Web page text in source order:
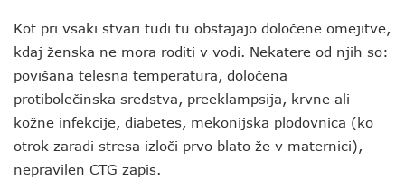
Kot pri vsaki stvari tudi tu obstajajo določene omejitve,
kdaj ženska ne mora roditi v vodi. Nekatere od njih so:
povišana telesna temperatura, določena
protibolečinska sredstva, preeklampsija, krvne ali
kožne infekcije, diabetes, mekonijska plodovnica (ko
otrok zaradi stresa izloči prvo blato že v maternici),
nepravilen CTG zapis.